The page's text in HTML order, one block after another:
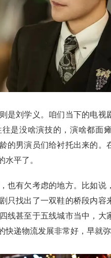
是刘学义。咱们当下的电视
是没啥演技的，演啥都面
的男演员们给衬托出来的。
水平了。
也有欠考虑的地方。比如说
只找出了一双鞋的桥段内容
线甚至于五线城市当中，大
快递物流发展非常好，早就